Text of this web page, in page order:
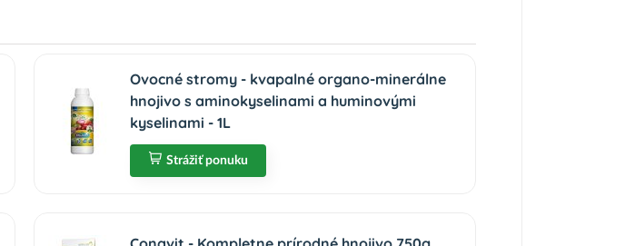
Ovocné stromy - kvapalné organo-minerálne
hnojivo s aminokyselinami a huminovými
kyselinami - 1L
Strážiť ponuku